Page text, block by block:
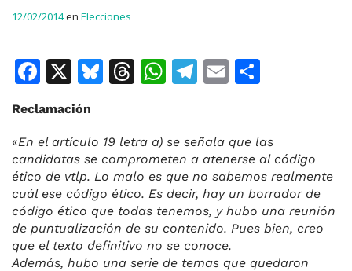
12/02/2014en Elecciones
F
c
e
b
o
o
k
X
Bl
s
k
y
T
a
d
s
W
s
A
p
p
T
gr
a
m
E
l
p
ar
ti
r
Reclamación
«En el artículo 19 letra a) se señala que las
candidatas se comprometen a atenerse al código
ético de vtlp. Lo malo es que no sabemos realmente
cuál ese código ético. Es decir, hay un borrador de
código ético que todas tenemos, y hubo una reunión
de puntualización de su contenido. Pues bien, creo
que el texto definitivo no se conoce.
Además, hubo una serie de temas que quedaron